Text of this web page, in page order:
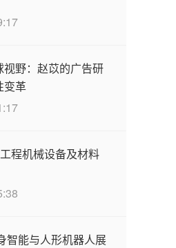
野：赵苡的广告研
变革
程机械设备及材料
智能与人形机器人展